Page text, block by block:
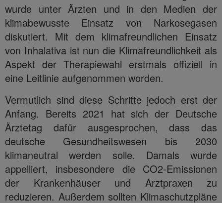
wurde unter Ärzten und in den Medien der
klimabewusste Einsatz von Narkosegasen
diskutiert. Mit dem klimafreundlichen Einsatz
von Inhalativa ist nun die Klimafreundlichkeit als
Aspekt der Therapiewahl erstmals offiziell in
eine Leitlinie aufgenommen worden.
Vermutlich sind diese Schritte jedoch erst der
Anfang. Bereits 2021 hat sich der Deutsche
Ärztetag dafür ausgesprochen, dass das
deutsche Gesundheitswesen bis 2030
klimaneutral werden solle. Damals wurde
appelliert, insbesondere die CO2-Emissionen
der Krankenhäuser und Arztpraxen zu
reduzieren. Außerdem sollten Klimaschutzpläne